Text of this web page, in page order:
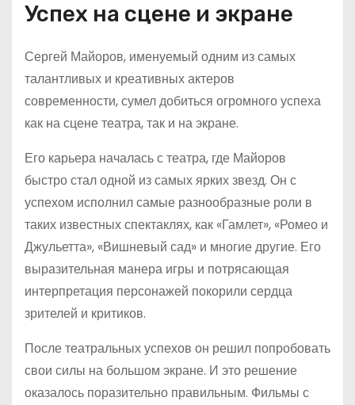
Успех на сцене и экране
Сергей Майоров, именуемый одним из самых
талантливых и креативных актеров
современности, сумел добиться огромного успеха
как на сцене театра, так и на экране.
Его карьера началась с театра, где Майоров
быстро стал одной из самых ярких звезд. Он с
успехом исполнил самые разнообразные роли в
таких известных спектаклях, как «Гамлет», «Ромео и
Джульетта», «Вишневый сад» и многие другие. Его
выразительная манера игры и потрясающая
интерпретация персонажей покорили сердца
зрителей и критиков.
После театральных успехов он решил попробовать
свои силы на большом экране. И это решение
оказалось поразительно правильным. Фильмы с